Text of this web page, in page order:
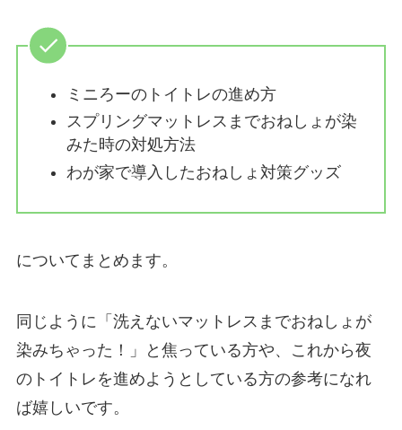
ミニろーのトイトレの進め方
スプリングマットレスまでおねしょが染
みた時の対処方法
わが家で導入したおねしょ対策グッズ
についてまとめます。
同じように「洗えないマットレスまでおねしょが
染みちゃった！」と焦っている方や、これから夜
のトイトレを進めようとしている方の参考になれ
ば嬉しいです。